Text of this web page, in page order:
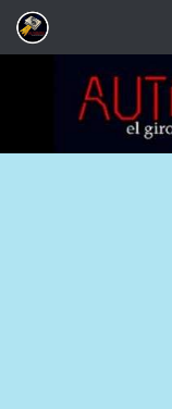
Saltar al contenido